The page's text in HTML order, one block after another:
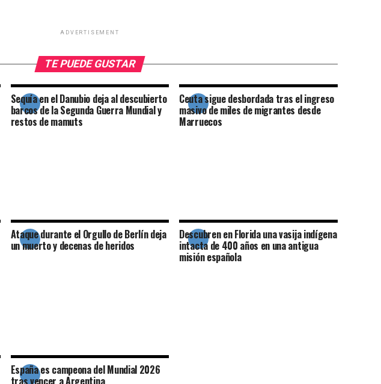
ADVERTISEMENT
TE PUEDE GUSTAR
Sequía en el Danubio deja al descubierto
barcos de la Segunda Guerra Mundial y
restos de mamuts
Ceuta sigue desbordada tras el ingreso
masivo de miles de migrantes desde
Marruecos
Ataque durante el Orgullo de Berlín deja
un muerto y decenas de heridos
Descubren en Florida una vasija indígena
intacta de 400 años en una antigua
misión española
España es campeona del Mundial 2026
tras vencer a Argentina